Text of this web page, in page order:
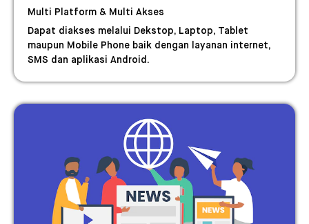
Multi Platform & Multi Akses
Dapat diakses melalui Dekstop, Laptop, Tablet
maupun Mobile Phone baik dengan layanan internet,
SMS dan aplikasi Android.